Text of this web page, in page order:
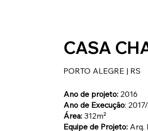
CASA
PORTO ALEGRE | RS
Ano de projeto: 2016
Ano de Execução:
Área: 312m²
Equipe de Projeto: Arq.